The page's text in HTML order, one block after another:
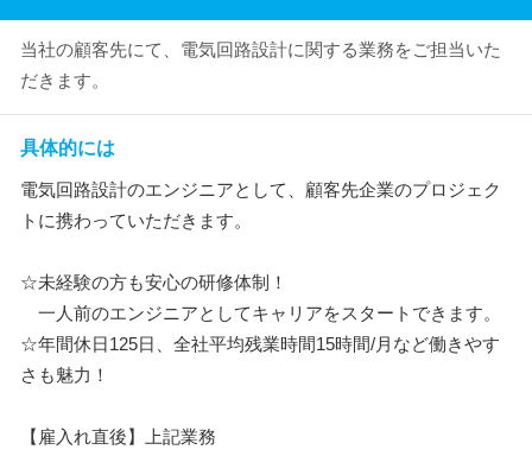
当社の顧客先にて、電気回路設計に関する業務をご担当いた
だきます。
具体的には
電気回路設計のエンジニアとして、顧客先企業のプロジェク
トに携わっていただきます。
☆未経験の方も安心の研修体制！
一人前のエンジニアとしてキャリアをスタートできます。
☆年間休日125日、全社平均残業時間15時間/月など働きやす
さも魅力！
【雇入れ直後】上記業務